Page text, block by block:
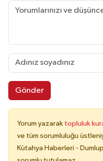
Gönder
Yorum yazarak topluluk
ve tüm sorumluluğu
Kütahya Haberleri -